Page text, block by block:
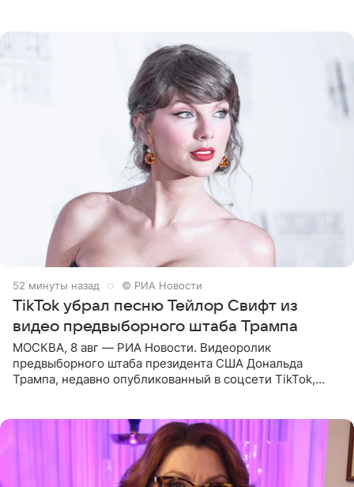
52 минуты назад © РИА Новости
TikTok убрал песню Тейлор Свифт из
видео предвыборного штаба Трампа
МОСКВА, 8 авг — РИА Новости. Видеоролик
предвыборного штаба президента США Дональда
Трампа, недавно опубликованный в соцсети TikTok,